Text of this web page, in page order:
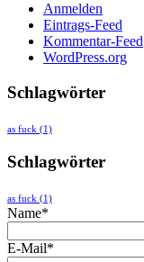
Anmelden
Eintrags-Feed
Kommentar-Feed
WordPress.org
Schlagwörter
as fuck (1)
Schlagwörter
as fuck (1)
Name*
E-Mail*